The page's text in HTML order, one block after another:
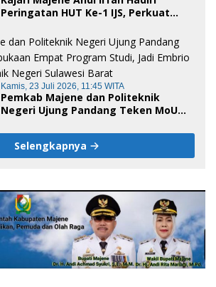
Peringatan HUT Ke-1 IJS, Perkuat
Kamis, 23 Juli 2026, 11:45 WITA
Pemkab Majene dan Politeknik
Negeri Ujung Pandang Teken MoU
Jadi Embrio Pendirian Politeknik
Negeri Sulawesi Barat
Selengkapnya